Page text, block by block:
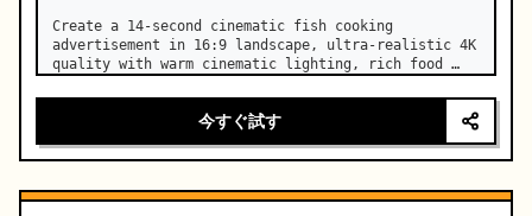
Create a 14-second cinematic fish cooking
advertisement in 16:9 landscape, ultra-realistic 4K
quality with warm cinematic lighting, rich food
今すぐ試す